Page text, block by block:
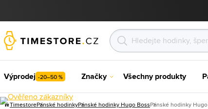
Výprodej -20–50 % Značky Všechny produkty
TimestorePánské hodinkyPánské hodinky Hugo BossPánské hodinky